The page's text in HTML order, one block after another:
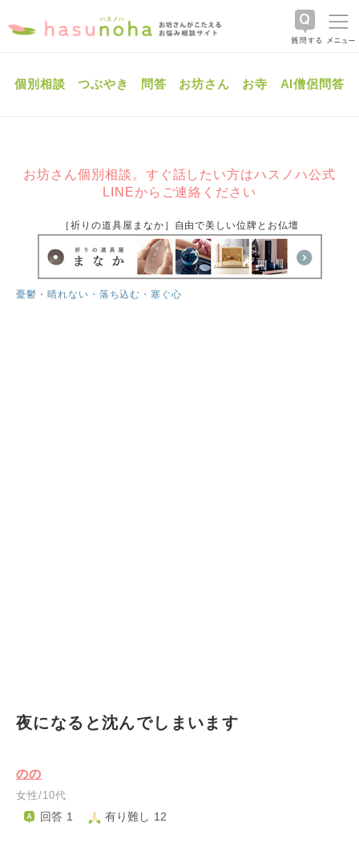
個別相談 つぶやき 問答 お坊さん お寺 AI僧侶問答
お坊さん個別相談。すぐ話したい方はハスノハ公式
LINEからご連絡ください
［祈りの道具屋まなか］自由で美しい位牌とお仏壇
憂鬱・晴れない・落ち込む・塞ぐ心
夜になると沈んでしまいます
のの
女性/10代
回答 1 有り難し 12